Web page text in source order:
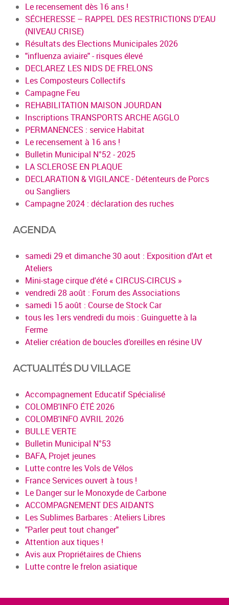
Le recensement dès 16 ans !
SÉCHERESSE – RAPPEL DES RESTRICTIONS D'EAU
(NIVEAU CRISE)
Résultats des Elections Municipales 2026
"influenza aviaire" - risques élevé
DECLAREZ LES NIDS DE FRELONS
Les Composteurs Collectifs
Campagne Feu
REHABILITATION MAISON JOURDAN
Inscriptions TRANSPORTS ARCHE AGGLO
PERMANENCES : service Habitat
Le recensement à 16 ans !
Bulletin Municipal N°52 - 2025
LA SCLEROSE EN PLAQUE
DECLARATION & VIGILANCE - Détenteurs de Porcs
ou Sangliers
Campagne 2024 : déclaration des ruches
AGENDA
samedi 29 et dimanche 30 aout : Exposition d'Art et
Ateliers
Mini-stage cirque d'été « CIRCUS-CIRCUS »
vendredi 28 août : Forum des Associations
samedi 15 août : Course de Stock Car
tous les 1ers vendredi du mois : Guinguette à la
Ferme
Atelier création de boucles d’oreilles en résine UV
ACTUALITÉS DU VILLAGE
Accompagnement Educatif Spécialisé
COLOMB'INFO ÉTÉ 2026
COLOMB'INFO AVRIL 2026
BULLE VERTE
Bulletin Municipal N°53
BAFA, Projet jeunes
Lutte contre les Vols de Vélos
France Services ouvert à tous !
Le Danger sur le Monoxyde de Carbone
ACCOMPAGNEMENT DES AIDANTS
Les Sublimes Barbares : Ateliers Libres
"Parler peut tout changer"
Attention aux tiques !
Avis aux Propriétaires de Chiens
Lutte contre le frelon asiatique